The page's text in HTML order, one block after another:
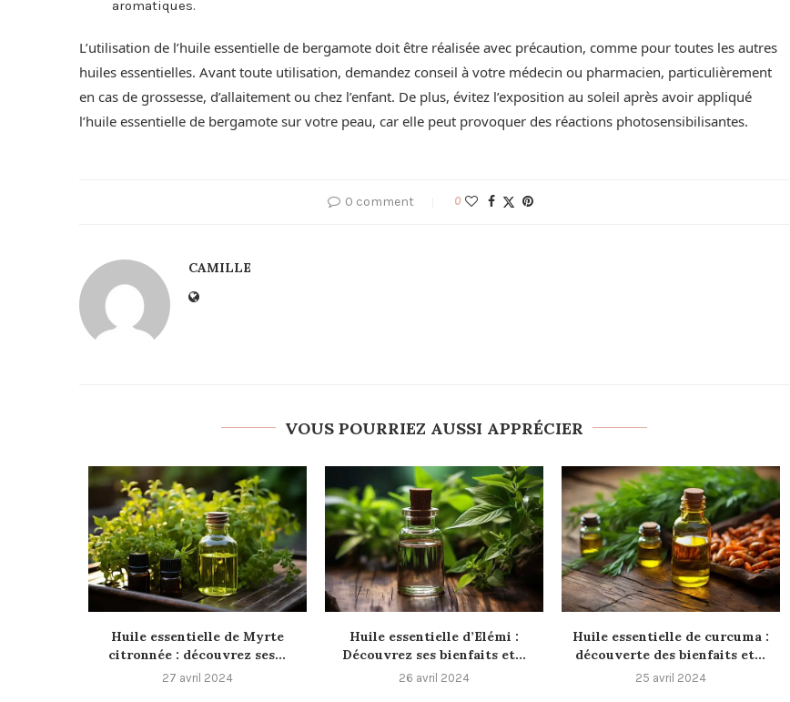
aromatiques.
L’utilisation de l’huile essentielle de bergamote doit être réalisée avec précaution, comme pour toutes les autres
huiles essentielles. Avant toute utilisation, demandez conseil à votre médecin ou pharmacien, particulièrement
en cas de grossesse, d’allaitement ou chez l’enfant. De plus, évitez l’exposition au soleil après avoir appliqué
l’huile essentielle de bergamote sur votre peau, car elle peut provoquer des réactions photosensibilisantes.
0 comment 0
CAMILLE
VOUS POURRIEZ AUSSI APPRÉCIER
Huile essentielle de Myrte
citronnée : découvrez ses...
27 avril 2024
Huile essentielle d’Elémi :
Découvrez ses bienfaits et...
26 avril 2024
Huile essentielle de curcuma :
découverte des bienfaits et...
25 avril 2024